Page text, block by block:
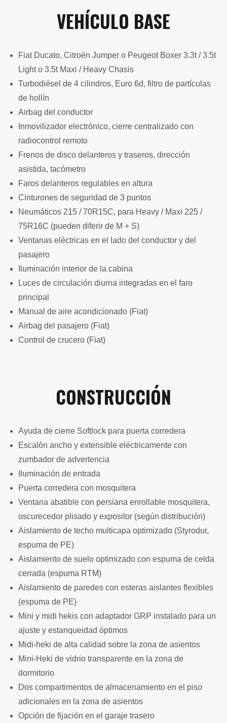
VEHÍCULO BASE
Fiat Ducato, Citroën Jumper o Peugeot Boxer 3.3t / 3.5t
Light o 3.5t Maxi / Heavy Chasis
Turbodiésel de 4 cilindros, Euro 6d, filtro de partículas
de hollín
Airbag del conductor
Inmovilizador electrónico, cierre centralizado con
radiocontrol remoto
Frenos de disco delanteros y traseros, dirección
asistida, tacómetro
Faros delanteros regulables en altura
Cinturones de seguridad de 3 puntos
Neumáticos 215 / 70R15C, para Heavy / Maxi 225 /
75R16C (pueden diferir de M + S)
Ventanas eléctricas en el lado del conductor y del
pasajero
Iluminación interior de la cabina
Luces de circulación diurna integradas en el faro
principal
Manual de aire acondicionado (Fiat)
Airbag del pasajero (Fiat)
Control de crucero (Fiat)
CONSTRUCCIÓN
Ayuda de cierre Softlock para puerta corredera
Escalón ancho y extensible eléctricamente con
zumbador de advertencia
Iluminación de entrada
Puerta corredera con mosquitera
Ventana abatible con persiana enrollable mosquitera,
oscurecedor plisado y expositor (según distribución)
Aislamiento de techo multicapa optimizado (Styrodur,
espuma de PE)
Aislamiento de suelo optimizado con espuma de celda
cerrada (espuma RTM)
Aislamiento de paredes con esteras aislantes flexibles
(espuma de PE)
Mini y midi hekis con adaptador GRP instalado para un
ajuste y estanqueidad óptimos
Midi-heki de alta calidad sobre la zona de asientos
Mini-Heki de vidrio transparente en la zona de
dormitorio
Dos compartimentos de almacenamiento en el piso
adicionales en la zona de asientos
Opción de fijación en el garaje trasero